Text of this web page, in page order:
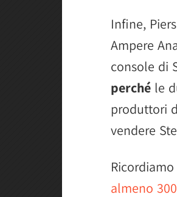
Infine,
Ampere
console di
perché le
produttori
vendere
almeno